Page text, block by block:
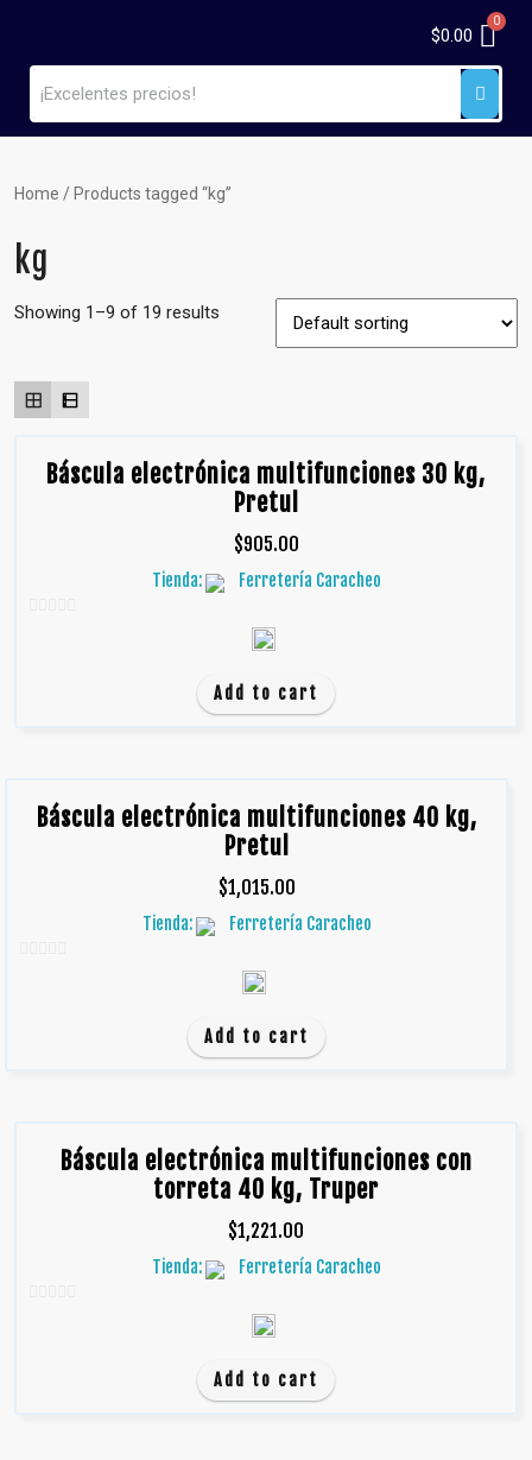
$0.00
Home / Products tagged “kg”
kg
Showing 1–9 of 19 results
Báscula electrónica multifunciones 30 kg,
Pretul
$905.00
Tienda: Ferretería Caracheo
Add to cart
Báscula electrónica multifunciones 40 kg,
Pretul
$1,015.00
Tienda: Ferretería Caracheo
Add to cart
Báscula electrónica multifunciones con
torreta 40 kg, Truper
$1,221.00
Tienda: Ferretería Caracheo
Add to cart